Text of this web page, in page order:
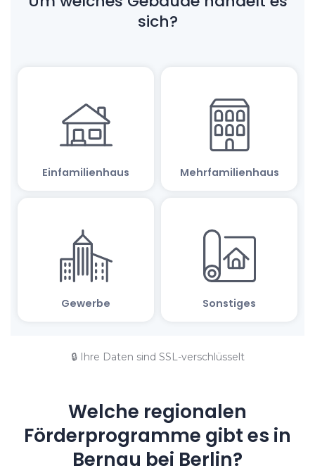
🔒 Ihre Daten sind SSL-verschlüsselt
Welche regionalen
Förderprogramme gibt es in
Bernau bei Berlin?